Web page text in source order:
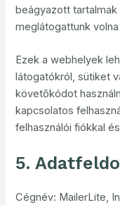
beágyazott
meglátogattunk
Ezek a webhelyek
látogatókról, sütiket
követőkódot
kapcsolatos
felhasználói fiókkal
5.
Cégnév: MailerLite,